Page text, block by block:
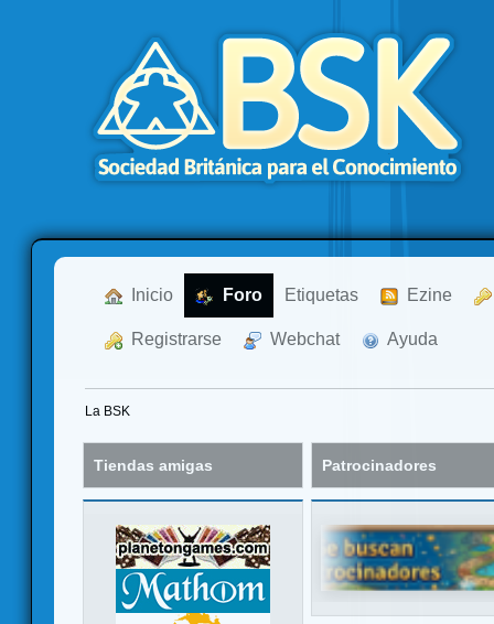
Inicio Foro Etiquetas Ezine
Registrarse Webchat Ayuda
La BSK
Tiendas amigas Patrocinadores